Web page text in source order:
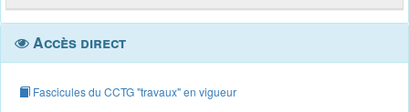
Accès direct
Fascicules du CCTG "travaux" en vigueur